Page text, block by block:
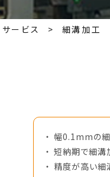
ービス 細溝加工
幅0.1mmの
短納期で細溝
精度が高い細